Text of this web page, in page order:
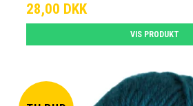
28,00 DKK
VIS PRODUKT